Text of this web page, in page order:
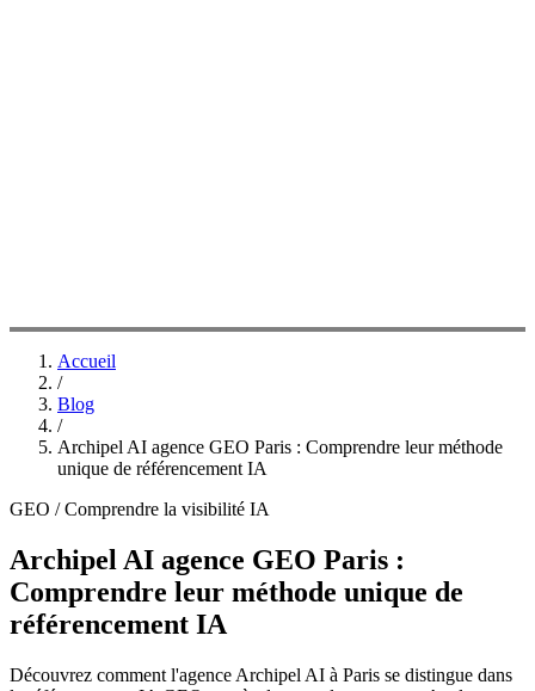
Accueil
/
Blog
/
Archipel AI agence GEO Paris : Comprendre leur méthode
unique de référencement IA
GEO / Comprendre la visibilité IA
Archipel AI agence GEO Paris :
Comprendre leur méthode unique de
référencement IA
Découvrez comment l'agence Archipel AI à Paris se distingue dans